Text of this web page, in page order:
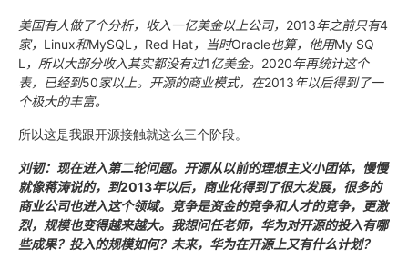
美国有人做了个分析，收入一亿美金以上公司， 2013年之前只有4
家， Linux和MySQL ， Red Hat，当时Oracle也算，他用My SQ
L ，所以大部分收入其实都没有过1 亿美金。 2020年再统计这个
表，已经到50家以上。开源的商业模式，在2013年以后得到了一
个极大的丰富。
所以这是我跟开源接触就这么三个阶段。
刘韧：现在进入第二轮问题。开源从以前的理想主义小团体，慢慢
就像蒋涛说的，到2013年以后，商业化得到了很大发展，很多的
商业公司也进入这个领域。竞争是资金的竞争和人才的竞争，更激
烈，规模也变得越来越大。我想问任老师，华为对开源的投入有哪
些成果？投入的规模如何？未来，华为在开源上又有什么计划？